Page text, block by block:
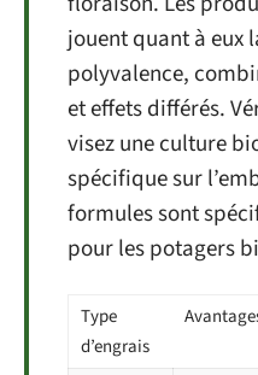
jouent quant à eux
polyvalence,
et effets différés.
visez une culture
spécifique sur
formules sont
pour les potagers
Type
d’engrais